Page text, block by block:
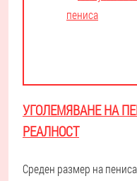
УГОЛЕМЯВАНЕ НА
РЕАЛНОСТ
Среден размер на